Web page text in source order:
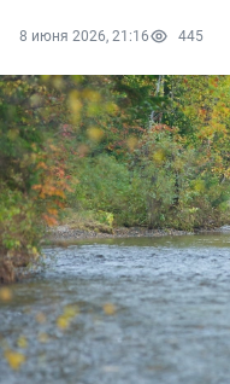
8 июня 2026, 21:16 445